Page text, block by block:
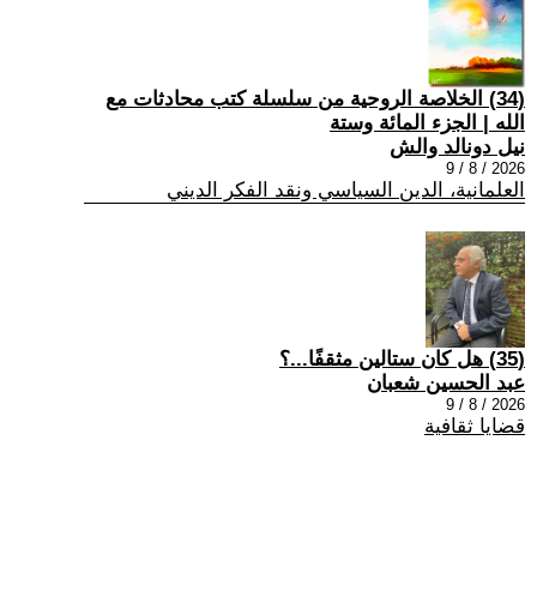
(34) الخلاصة الروحية من سلسلة كتب محادثات مع
الله | الجزء المائة وستة
نيل دونالد والش
2026 / 8 / 9
العلمانية، الدين السياسي ونقد الفكر الديني
(35) هل كان ستالين مثقفًا...؟
عبد الحسين شعبان
2026 / 8 / 9
قضايا ثقافية